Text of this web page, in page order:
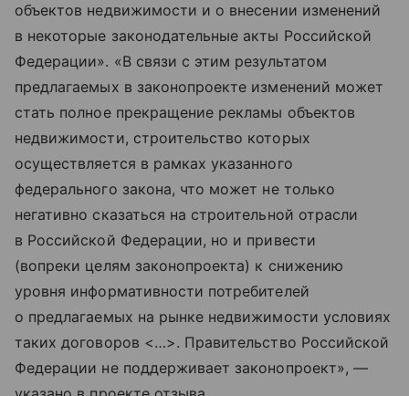
объектов недвижимости и о внесении изменений
в некоторые законодательные акты Российской
Федерации». «В связи с этим результатом
предлагаемых в законопроекте изменений может
стать полное прекращение рекламы объектов
недвижимости, строительство которых
осуществляется в рамках указанного
федерального закона, что может не только
негативно сказаться на строительной отрасли
в Российской Федерации, но и привести
(вопреки целям законопроекта) к снижению
уровня информативности потребителей
о предлагаемых на рынке недвижимости условиях
таких договоров <…>. Правительство Российской
Федерации не поддерживает законопроект», —